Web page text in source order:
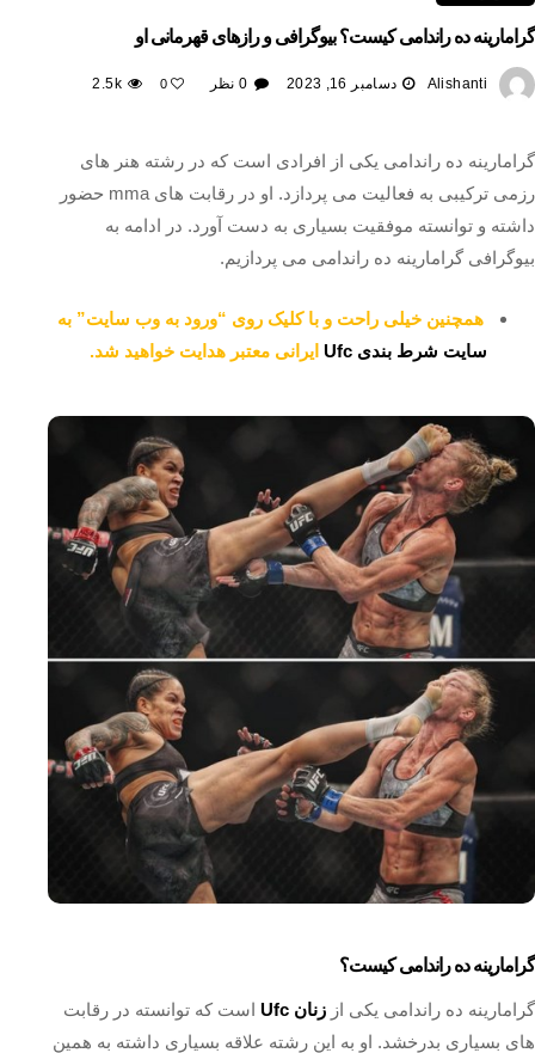
گرامارینه ده راندامی کیست؟ بیوگرافی و رازهای قهرمانی او
Alishanti دسامبر 16, 2023 0 نظر 0
2.5k
گرامارینه ده راندامی یکی از افرادی است که در رشته هنر های
رزمی ترکیبی به فعالیت می پردازد. او در رقابت های mma حضور
داشته و توانسته موفقیت بسیاری به دست آورد. در ادامه به
بیوگرافی گرامارینه ده راندامی می پردازیم.
همچنین خیلی راحت و با کلیک روی “ورود به وب سایت” به
سایت شرط بندی Ufc
ایرانی معتبر هدایت خواهید شد.
گرامارینه ده راندامی کیست؟
گرامارینه ده راندامی یکی از زنان Ufc
است که توانسته در رقابت
های بسیاری بدرخشد. او به این رشته علاقه بسیاری داشته به همین